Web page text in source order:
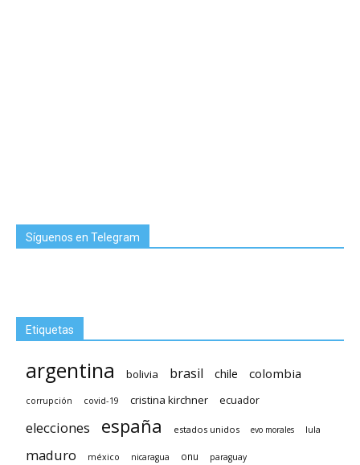
Síguenos en Telegram
Etiquetas
argentina bolivia brasil chile colombia
corrupción covid-19 cristina kirchner ecuador
elecciones españa estados unidos evo morales lula
maduro méxico nicaragua onu paraguay